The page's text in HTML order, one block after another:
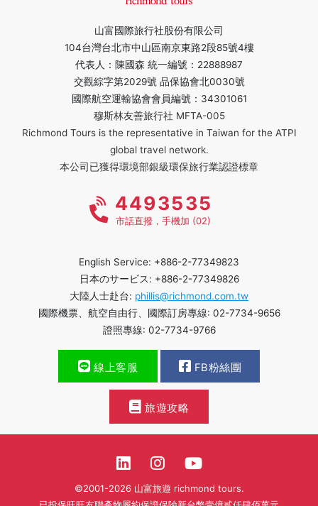
山富國際旅行社股份有限公司
104台灣台北市中山區南京東路2段85號4樓
代表人：陳國森 統一編號：22888987
交觀綜字第2029號 品保協會北0030號
國際航空運輸協會會員編號：34301061
穆斯林友善旅行社 MFTA-005
Richmond Tours is the representative in Taiwan for the ATPI
global travel network.
本公司已獲得環境部銀級環保旅行業認證標章
4493535
市話直撥，手機加 (02)
English Service: +886-2-77349823
日本のサービス: +886-2-77349826
大陸人士赴台: phillis@richmond.com.tw
國際機票、航空自由行、國際訂房專線: 02-7734-9656
證照專線: 02-7734-9766
線上客服 FB粉絲團
旅遊攻略
©2001-2026 山富旅遊 richmond tours.